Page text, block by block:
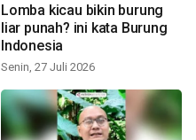
Lomba kicau bikin burung
liar punah? ini kata Burung
Indonesia
Senin, 27 Juli 2026